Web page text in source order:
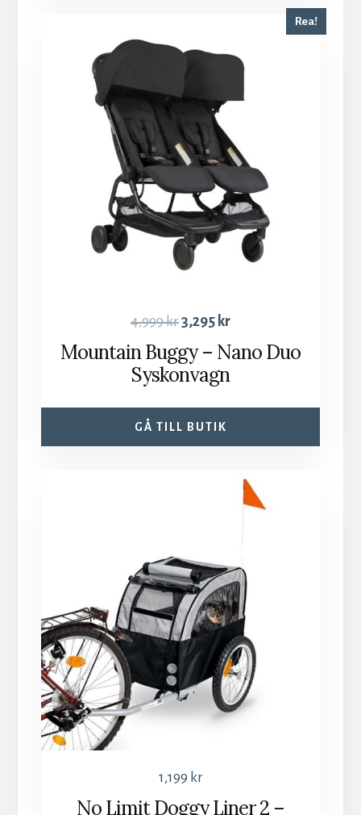
Rea!
4,999kr3,295 kr
Mountain Buggy – Nano Duo
Syskonvagn
GÅ TILL BUTIK
1,199 kr
No Limit Doggy Liner 2 –